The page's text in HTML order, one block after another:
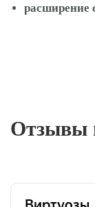
расширение
Отзывы